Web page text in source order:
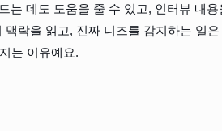
는 데도 도움을 줄 수 있고, 인터뷰 내
맥락을 읽고, 진짜 니즈를 감지하는 일
는 이유예요.